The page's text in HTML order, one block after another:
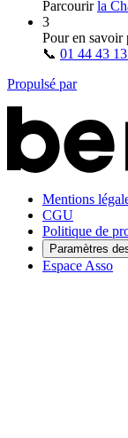
Parcourirla
3
Pour en savoir
📞 01 44 43
Propulsé par
Mentions
CGU
Politique de
Paramètres
Espace Asso